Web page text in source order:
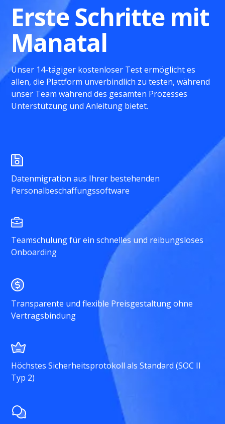
Erste Schritte mit
Manatal
Unser 14-tägiger kostenloser Test ermöglicht es
allen, die Plattform unverbindlich zu testen, während
unser Team während des gesamten Prozesses
Unterstützung und Anleitung bietet.
Datenmigration aus Ihrer bestehenden
Personalbeschaffungssoftware
Teamschulung für ein schnelles und reibungsloses
Onboarding
Transparente und flexible Preisgestaltung ohne
Vertragsbindung
Höchstes Sicherheitsprotokoll als Standard (SOC II
Typ 2)